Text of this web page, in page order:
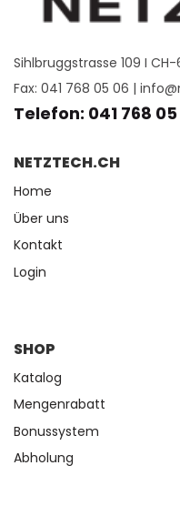
Sihlbruggstrasse 109 I
Fax: 041 768 05 06 |
Telefon: 041 768
NETZTECH.CH
Home
Über uns
Kontakt
Login
SHOP
Katalog
Mengenrabatt
Bonussystem
Abholung